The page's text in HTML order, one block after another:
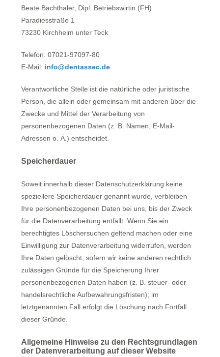
Beate Bachthaler, Dipl. Betriebswirtin (FH)
Paradiesstraße 1
73230 Kirchheim unter Teck
Telefon: 07021-97097-80
E-Mail: info@dentassec.de
Verantwortliche Stelle ist die natürliche oder juristische
Person, die allein oder gemeinsam mit anderen über die
Zwecke und Mittel der Verarbeitung von
personenbezogenen Daten (z. B. Namen, E-Mail-
Adressen o. Ä.) entscheidet.
Speicherdauer
Soweit innerhalb dieser Datenschutzerklärung keine
speziellere Speicherdauer genannt wurde, verbleiben
Ihre personenbezogenen Daten bei uns, bis der Zweck
für die Datenverarbeitung entfällt. Wenn Sie ein
berechtigtes Löschersuchen geltend machen oder eine
Einwilligung zur Datenverarbeitung widerrufen, werden
Ihre Daten gelöscht, sofern wir keine anderen rechtlich
zulässigen Gründe für die Speicherung Ihrer
personenbezogenen Daten haben (z. B. steuer- oder
handelsrechtliche Aufbewahrungsfristen); im
letztgenannten Fall erfolgt die Löschung nach Fortfall
dieser Gründe.
Allgemeine Hinweise zu den Rechtsgrundlagen
der Datenverarbeitung auf dieser Website